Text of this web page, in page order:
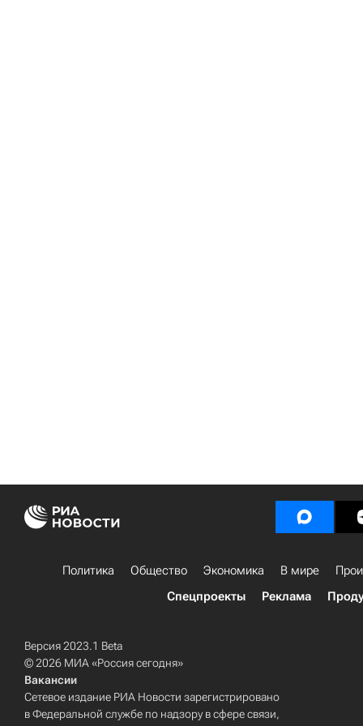
Политика Общество Экономика В мире
Спецпроекты
Реклама
Версия 2023.1 Beta
© 2026 МИА «Россия сегодня»
Вакансии
Сетевое издание РИА Новости зарегистрировано
в Федеральной службе по надзору в сфере связи,